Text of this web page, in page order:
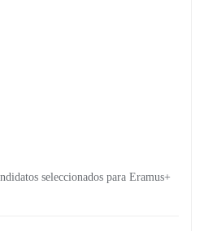
seleccionados para Eramus+